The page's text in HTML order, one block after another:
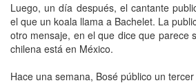
Luego, un día después, el cantante
el que un koala llama a Bachelet. La
otro mensaje, en el que dice que parece
chilena está en México.
Hace una semana, Bosé público un